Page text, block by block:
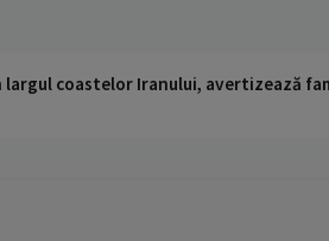
largul coastelor Iranului, avertizează